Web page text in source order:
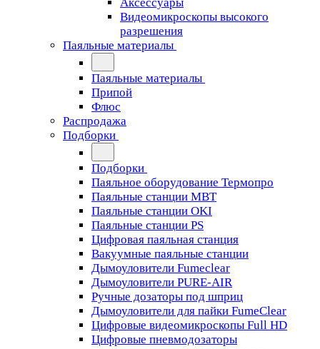
Видеомикроскопы высокого
разрешения
Паяльные материалы
Паяльные материалы
Припой
Флюс
Распродажа
Подборки
Подборки
Паяльное оборудование Термопро
Паяльные станции MBT
Паяльные станции OKI
Паяльные станции PS
Цифровая паяльная станция
Вакуумные паяльные станции
Дымоуловители Fumeclear
Дымоуловители PURE-AIR
Ручные дозаторы под шприц
Дымоуловители для пайки FumeClear
Цифровые видеомикроскопы Full HD
Цифровые пневмодозаторы